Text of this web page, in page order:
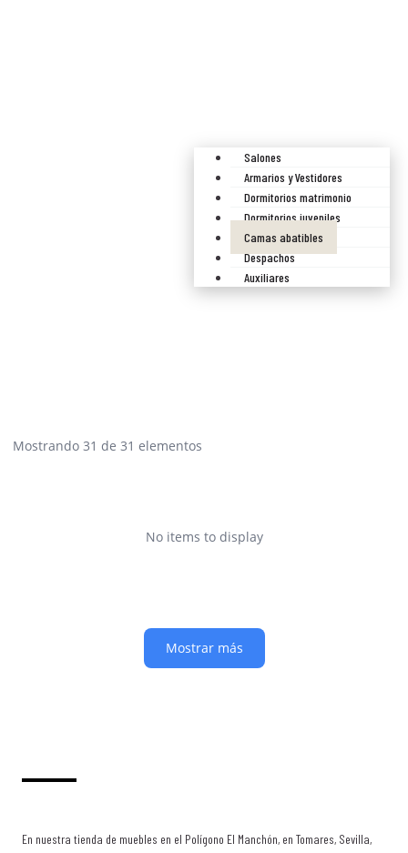
Salones
Armarios y Vestidores
Dormitorios matrimonio
Dormitorios juveniles
Camas abatibles
Despachos
Auxiliares
En nuestra tienda de muebles en el Polígono El Manchón, en Tomares, Sevilla,